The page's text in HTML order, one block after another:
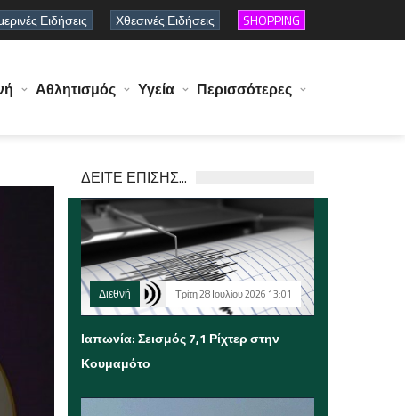
Ειδήσεις Χθεσινές Ειδήσεις SHOPPING
Αθλητισμός Υγεία Περισσότερες
ΔΕΙΤΕ ΕΠΙΣΗΣ...
Διεθνή Τρίτη 28 Ιουλίου 2026 13:01
Ιαπωνία: Σεισμός 7,1 Ρίχτερ στην
Κουμαμότο